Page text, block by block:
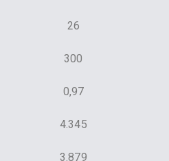
26
300
0,97
4.345
3.879